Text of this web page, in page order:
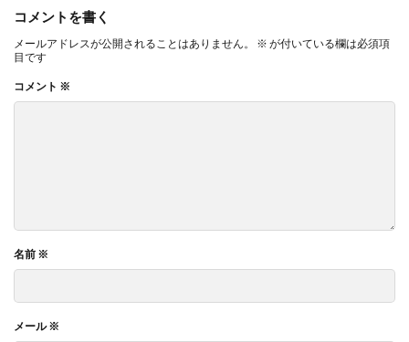
コメントを書く
メールアドレスが公開されることはありません。 ※ が付いている欄は必須項
目です
コメント ※
名前 ※
メール※